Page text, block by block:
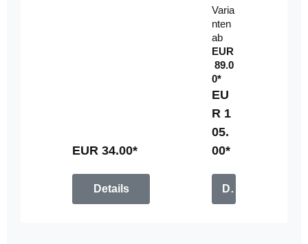
EUR 34.00*
Details
el
mi
t
Fe
rn
be
di
en
u
n
g
Varia
nten
ab
EUR
89.0
0*
EU
R 1
05.
00*
Details